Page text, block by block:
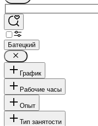
Батецкий
График
Рабочие часы
Опыт
Тип занятости